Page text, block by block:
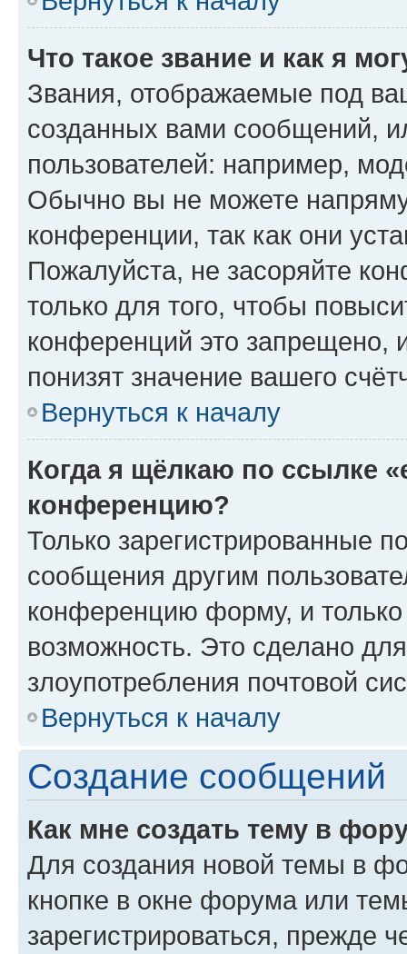
Что такое звание и как я
Звания, отображаемые под
созданных вами сообщений,
пользователей: например,
Обычно вы не можете
конференции, так как они
Пожалуйста, не засоряйте
только для того, чтобы
конференций это запрещено,
понизят значение вашего
Вернуться к началу
Когда я щёлкаю по ссылке
конференцию?
Только зарегистрированные
сообщения другим
конференцию форму, и
возможность. Это сделано
злоупотребления почтовой
Вернуться к началу
Создание сообщений
Как мне создать тему в
Для создания новой темы в
кнопке в окне форума или
зарегистрироваться, прежде